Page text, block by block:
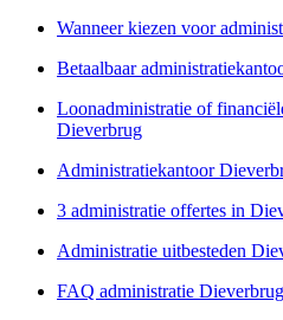
Wanneer kiezen voor
Betaalbaar
Loonadministratie of
Dieverbrug
Administratiekantoor
3 administratie offertes in
Administratie uitbesteden
FAQ administratie Dieverbrug